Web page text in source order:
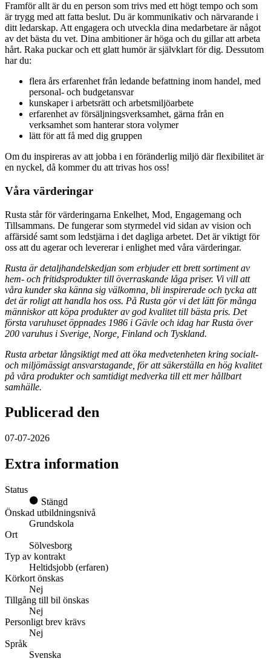
Framför allt är du en person som trivs med ett högt tempo och som
är trygg med att fatta beslut. Du är kommunikativ och närvarande i
ditt ledarskap. Att engagera och utveckla dina medarbetare är något
av det bästa du vet. Dina ambitioner är höga och du gillar att arbeta
hårt. Raka puckar och ett glatt humör är självklart för dig. Dessutom
har du:
flera års erfarenhet från ledande befattning inom handel, med
personal- och budgetansvar
kunskaper i arbetsrätt och arbetsmiljöarbete
erfarenhet av försäljningsverksamhet, gärna från en
verksamhet som hanterar stora volymer
lätt för att få med dig gruppen
Om du inspireras av att jobba i en föränderlig miljö där flexibilitet är
en nyckel, då kommer du att trivas hos oss!
Våra värderingar
Rusta står för värderingarna Enkelhet, Mod, Engagemang och
Tillsammans. De fungerar som styrmedel vid sidan av vision och
affärsidé samt som ledstjärna i det dagliga arbetet. Det är viktigt för
oss att du agerar och levererar i enlighet med våra värderingar.
Rusta är detaljhandelskedjan som erbjuder ett brett sortiment av
hem- och fritidsprodukter till överraskande låga priser. Vi vill att
våra kunder ska känna sig välkomna, bli inspirerade och tycka att
det är roligt att handla hos oss. På Rusta gör vi det lätt för många
människor att köpa produkter av god kvalitet till bästa pris. Det
första varuhuset öppnades 1986 i Gävle och idag har Rusta över
200 varuhus i Sverige, Norge, Finland och Tyskland.
Rusta arbetar långsiktigt med att öka medvetenheten kring socialt-
och miljömässigt ansvarstagande, för att säkerställa en hög kvalitet
på våra produkter och samtidigt medverka till ett mer hållbart
samhälle.
Publicerad den
07-07-2026
Extra information
Status
Stängd
Önskad utbildningsnivå
Grundskola
Ort
Sölvesborg
Typ av kontrakt
Heltidsjobb (erfaren)
Körkort önskas
Nej
Tillgång till bil önskas
Nej
Personligt brev krävs
Nej
Språk
Svenska